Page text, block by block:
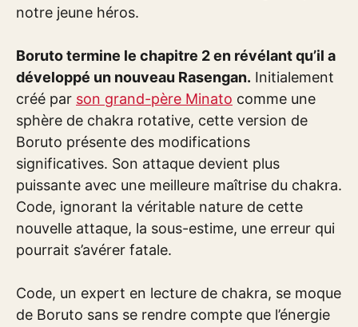
notre jeune héros.
Boruto termine le chapitre 2 en révélant qu’il a
développé un nouveau Rasengan. Initialement
créé par son grand-père Minato comme une
sphère de chakra rotative, cette version de
Boruto présente des modifications
significatives. Son attaque devient plus
puissante avec une meilleure maîtrise du chakra.
Code, ignorant la véritable nature de cette
nouvelle attaque, la sous-estime, une erreur qui
pourrait s’avérer fatale.
Code, un expert en lecture de chakra, se moque
de Boruto sans se rendre compte que l’énergie